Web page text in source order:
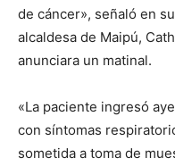
de cáncer», señaló en
alcaldesa de Maipú,
anunciara un matinal.
«La paciente ingresó
con síntomas
sometida a toma de